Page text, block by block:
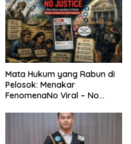
Mata Hukum yang Rabun di
Pelosok: Menakar
FenomenaNo Viral – No